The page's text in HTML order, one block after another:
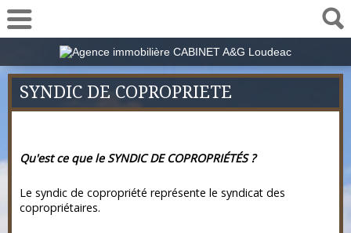
SYNDIC DE COPROPRIETE
Qu'est ce que le SYNDIC DE COPROPRIÉTÉS ?
Le syndic de copropriété représente le syndicat des
copropriétaires.